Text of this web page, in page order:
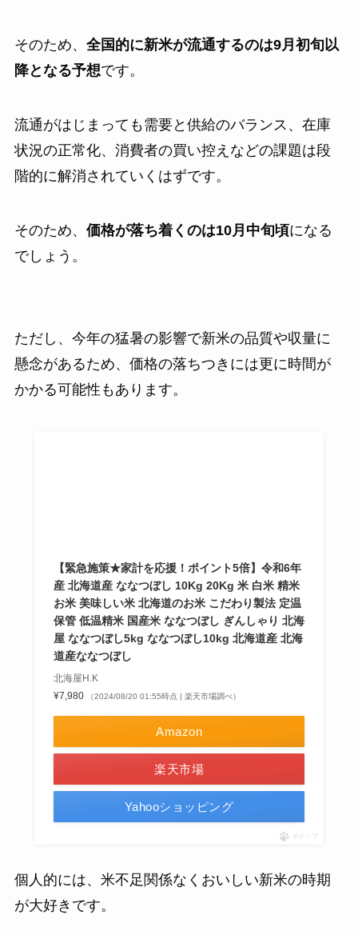
そのため、 全国的に新米が流通するのは9月初旬以
降となる予想です。
流通がはじまっても需要と供給のバランス、在庫
状況の正常化、消費者の買い控えなどの課題は段
階的に解消されていくはずです。
そのため、 価格が落ち着くのは10月中旬頃になる
でしょう。
ただし、今年の猛暑の影響で新米の品質や収量に
懸念があるため、価格の落ちつきには更に時間が
かかる可能性もあります。
【緊急施策★家計を応援！ポイント5倍】令和6年
産 北海道産 ななつぼし 10Kg 20Kg 米 白米 精米
お米 美味しい米 北海道のお米 こだわり製法 定温
保管 低温精米 国産米 ななつぼし ぎんしゃり 北海
屋 ななつぼし5kg ななつぼし10kg 北海道産 北海
道産ななつぼし
北海屋H.K
¥7,980
（2024/08/20 01:55時点 | 楽天市場調べ）
Amazon
楽天市場
Yahooショッピング
ポチップ
個人的には、米不足関係なくおいしい新米の時期
が大好きです。